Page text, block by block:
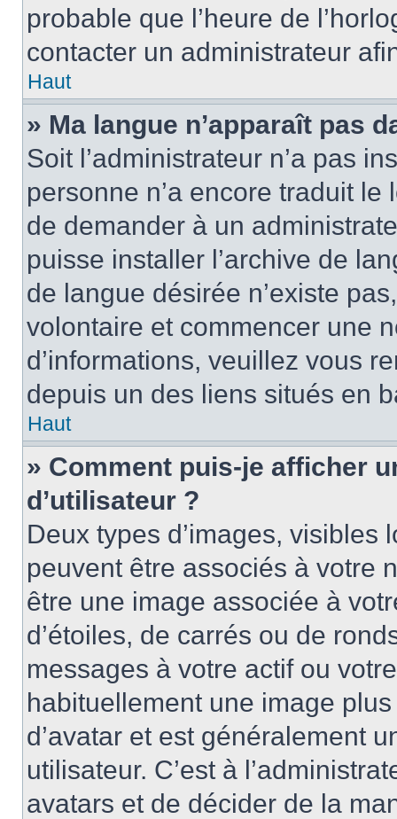
probable que l’heure de
contacter un administrateur
Haut
» Ma langue n’apparaît pas
Soit l’administrateur n’a pas
personne n’a encore traduit
de demander à un
puisse installer l’archive de
de langue désirée n’existe
volontaire et commencer une
d’informations, veuillez vous
depuis un des liens situés en
Haut
» Comment puis-je afficher
d’utilisateur ?
Deux types d’images,
peuvent être associés à votre
être une image associée à
d’étoiles, de carrés ou de
messages à votre actif ou
habituellement une image
d’avatar et est généralement
utilisateur. C’est à
avatars et de décider de la